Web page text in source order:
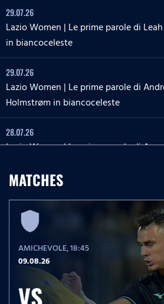
29.07.26
Lazio Women | Le prime parole di
in biancoceleste
29.07.26
Lazio Women | Le prime parole di
Holmstrøm in biancoceleste
28.07.26
Lazio Women | Le prime parole di
Lazio Women | Le parole di Martina
Lazio Style Tv
27.07.26
Lazio Women | Le prime parole di
in biancoceleste
MATCHES
AMICHEVOLE, 18:45
09.08.26
VS